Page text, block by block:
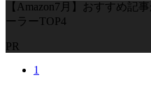
【Amazon7月】おすすめ記
ーラーTOP4
PR
1